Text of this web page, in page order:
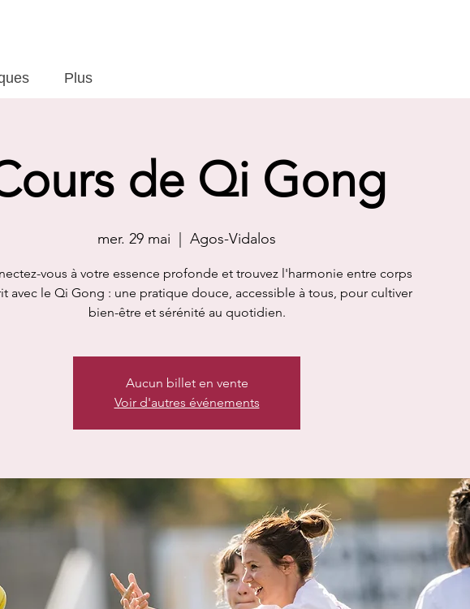
Plus
de Qi Gong
mer. 29 mai Agos-Vidalos
vous à votre essence profonde et trouvez l'harmonie entre corps
avec le Qi Gong : une pratique douce, accessible à tous, pour cultiver
bien-être et sérénité au quotidien.
Aucun billet en vente
Voir d'autres événements